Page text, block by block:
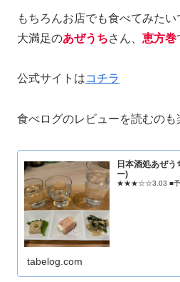
もちろんお店でも食べてみたい
大満足のあぜうちさん、 恵方巻
公式サイトはコチラ
食べログのレビューを読むのも
日本酒処あぜ
ー)
★★★☆☆3.03 ■予
tabelog.com